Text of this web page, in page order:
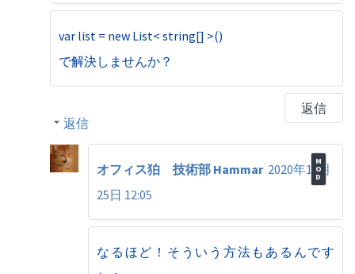
var list = new List< string[] >()
で解決しませんか？
返信
返信
オフィス狛 技術部 Hammar 2020年12月
25日 12:05
なるほど！そういう方法もあるんです